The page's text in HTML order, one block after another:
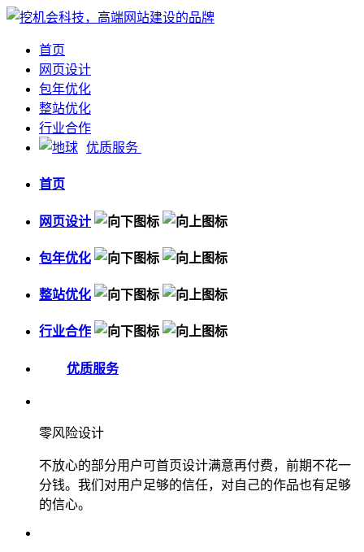
首页
网页设计
包年优化
整站优化
行业合作
优质服务
首页
网页设计
包年优化
整站优化
行业合作
优质服务
零风险设计
不放心的部分用户可首页设计满意再付费，前期不花一
分钱。我们对用户足够的信任，对自己的作品也有足够
的信心。